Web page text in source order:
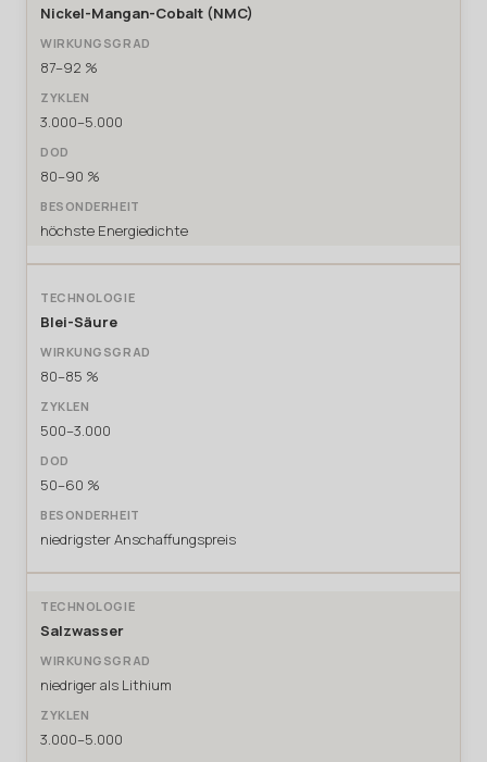
Nickel-Mangan-Cobalt (NMC)
87–92 %
3.000–5.000
80–90 %
höchste Energiedichte
Blei-Säure
80–85 %
500–3.000
50–60 %
niedrigster Anschaffungspreis
Salzwasser
niedriger als Lithium
3.000–5.000